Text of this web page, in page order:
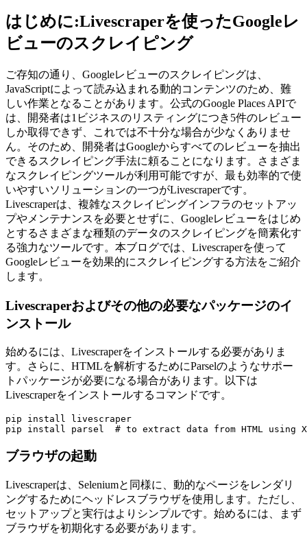
はじめに:Livescraperを使ったGoogleレ
ビューのスクレイピング
ご存知の通り、Googleレビューのスクレイピングは、
JavaScriptによって読み込まれる動的コンテンツのため、難
しい作業となることがあります。公式のGoogle Places APIで
は、開発者は1ビジネスのリスティングにつき5件のレビュー
しか取得できず、これでは不十分な場合が少なくありませ
ん。そのため、開発者はGoogleからすべてのレビューを抽出
できるスクレイピング手法に頼ることになります。さまざま
なスクレイピングツールが利用可能ですが、最も効率的で使
いやすいソリューションの一つがLivescraperです。
Livescraperは、複雑なスクレイピングインフラのセットアッ
プやメンテナンスを必要とせずに、Googleレビューをはじめ
とするさまざまな種類のデータのスクレイピングを簡素化す
る強力なツールです。本ブログでは、Livescraperを使って
Googleレビューを効果的にスクレイピングする方法をご紹介
します。
Livescraperおよびその他の必要なパッケージのイ
ンストール
始めるには、Livescraperをインストールする必要がありま
す。さらに、HTMLを解析するためにParselのようなサポー
トパッケージが必要になる場合があります。以下は
Livescraperをインストールするコマンドです。
pip install livescraper
ブラウザの起動
Livescraperは、Seleniumと同様に、動的なページをレンダリ
ングするためにヘッドレスブラウザを使用します。ただし、
セットアップと実行はよりシンプルです。始めるには、まず
ブラウザを初期化する必要があります。